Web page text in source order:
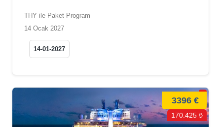
THY ile Paket Program
14 Ocak 2027
14-01-2027
3396 €
170.425 ₺